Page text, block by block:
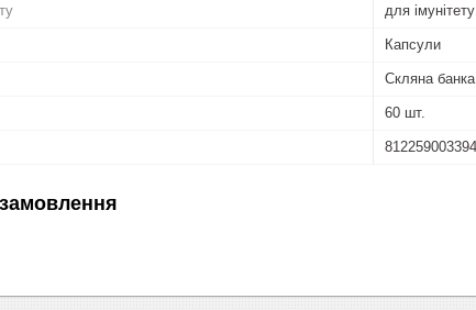
для імунітету
Капсули
Скляна банка
60 шт.
812259003394